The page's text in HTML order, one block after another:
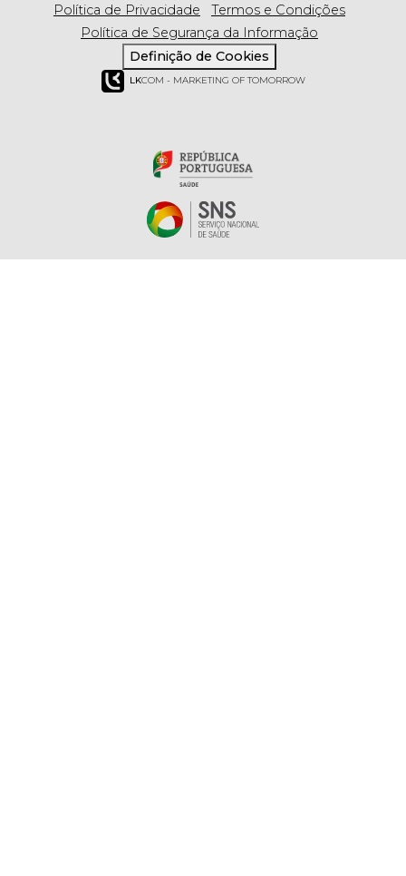
Política de Privacidade
Termos e Condições
Política de Segurança da Informação
Definição de Cookies
LKCOM - MARKETING OF TOMORROW